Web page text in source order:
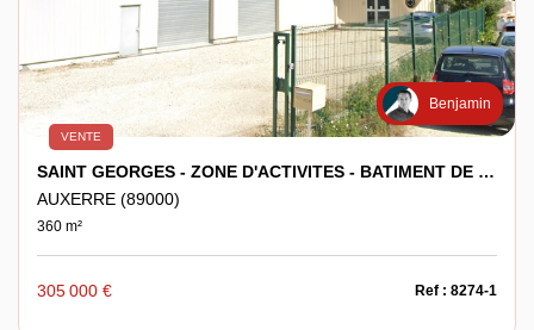
Benjamin
VENTE
SAINT GEORGES - ZONE D'ACTIVITES - BATIMENT DE 360M² SUR 748M² DE TERRAIN
AUXERRE (89000)
360 m²
305 000 € Ref : 8274-1